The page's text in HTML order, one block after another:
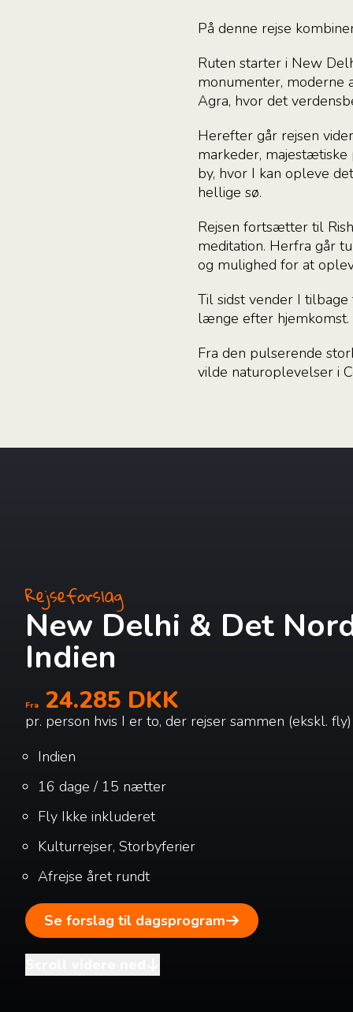
På denne rejse
Ruten starter i New
monumenter,
Agra, hvor det
Herefter går rejsen
markeder,
by, hvor I kan opleve
hellige sø.
Rejsen fortsætter til
meditation. Herfra går
og mulighed for at
Til sidst vender I
længe efter hjemkomst.
Fra den pulserende
vilde naturoplevelser i
Rejseforslag
New Delhi & Det
Indien
Fra 24.285 DKK
pr. person hvis I er to, der rejser sammen (ekskl. fly)
Indien
16 dage / 15 nætter
Fly Ikke inkluderet
Kulturrejser, Storbyferier
Afrejse året rundt
Se forslag til dagsprogram